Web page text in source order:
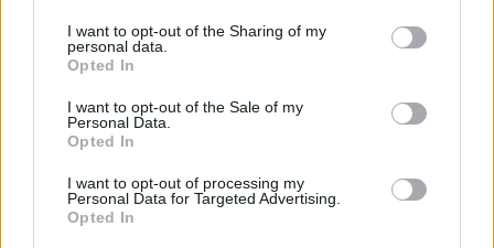
not limited to your visit or usage behaviour. You may click to
grant or deny consent to Google and its third-party tags to
use your data for below specified purposes in below Google
consent section.
I want to opt-out of the Sharing of my
personal data.
Opted In
I want to opt-out of the Sale of my
Personal Data.
Opted In
I want to opt-out of processing my
Personal Data for Targeted Advertising.
Opted In
11:50 19.05.25
Κοινωνικός Τουρισμός 2025: Πότε βγαίνουν
τα αποτελέσματα και πώς καθορίζονται τα